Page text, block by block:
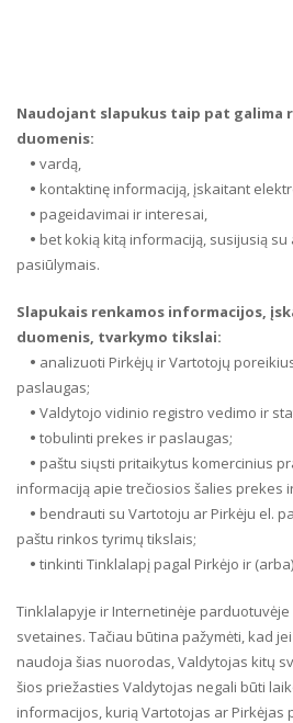
Naudojant slapukus taip pat galima
duomenis:
• vardą,
• kontaktinę informaciją, įskaitant
• pageidavimai ir interesai,
• bet kokią kitą informaciją, susijusią
pasiūlymais.
Slapukais renkamos informacijos,
duomenis, tvarkymo tikslai:
• analizuoti Pirkėjų ir Vartotojų
paslaugas;
• Valdytojo vidinio registro vedimo ir
• tobulinti prekes ir paslaugas;
• paštu siųsti pritaikytus komercinius
informaciją apie trečiosios šalies prekes
• bendrauti su Vartotoju ar Pirkėju el.
paštu rinkos tyrimų tikslais;
• tinkinti Tinklalapį pagal Pirkėjo ir
Tinklalapyje ir Internetinėje
svetaines. Tačiau būtina pažymėti, kad
naudoja šias nuorodas, Valdytojas kitų
šios priežasties Valdytojas negali būti
informacijos, kurią Vartotojas ar Pirkėjas